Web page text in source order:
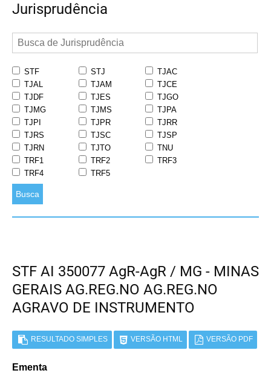
Jurisprudência
STF STJ
TJAC
TJAL
TJAM
TJCE
TJDF
TJES
TJGO
TJMG
TJMS
TJPA
TJPI
TJPR
TJRR
TJRS
TJSC
TJSP
TJRN
TJTO
TNU
TRF1
TRF2
TRF3
TRF4
TRF5
Busca
STF AI 350077 AgR-AgR / MG - MINAS
GERAIS AG.REG.NO AG.REG.NO
AGRAVO DE INSTRUMENTO
RESULTADO SIMPLES VERSÃO HTML VERSÃO PDF
Ementa